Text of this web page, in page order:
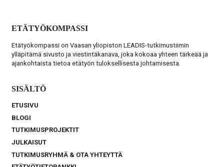
ETÄTYÖKOMPASSI
Etätyökompassi on Vaasan yliopiston LEADIS-tutkimustiimin
ylläpitämä sivusto ja viestintäkanava, joka kokoaa yhteen tärkeää ja
ajankohtaista tietoa etätyön tuloksellisesta johtamisesta.
SISÄLTÖ
ETUSIVU
BLOGI
TUTKIMUSPROJEKTIT
JULKAISUT
TUTKIMUSRYHMÄ & OTA YHTEYTTÄ